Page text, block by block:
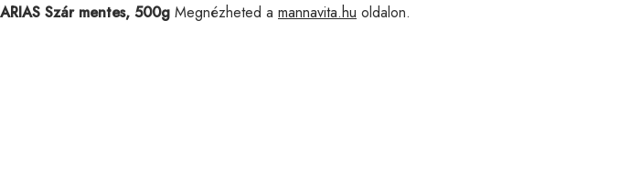
Szár mentes, 500g Megnézheted a mannavita.hu oldalon.